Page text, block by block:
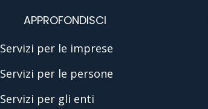
APPROFONDISCI
Servizi per le imprese
Servizi per le persone
Servizi per gli enti